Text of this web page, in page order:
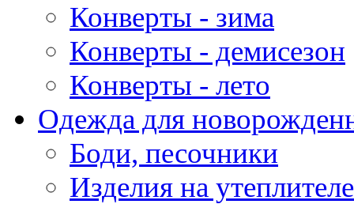
Конверты - зима
Конверты - демисезон
Конверты - лето
Одежда для
Боди, песочники
Изделия на утеплителе